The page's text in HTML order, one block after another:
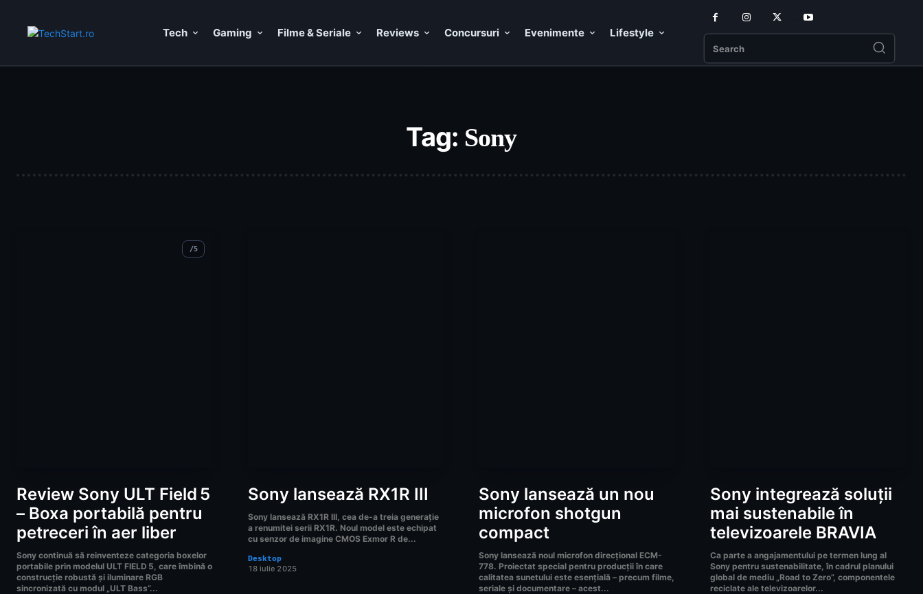
Tech Gaming Filme & Seriale Reviews Concursuri Evenimente Lifestyle
Search
Tag: Sony
Review Sony ULT Field 5
– Boxa portabilă pentru
petreceri în aer liber
Sony continuă să reinventeze categoria boxelor
portabile prin modelul ULT FIELD 5, care îmbină o
construcție robustă și iluminare RGB
sincronizată cu modul „ULT Bass”...
Sony lansează RX1R III
Sony lansează RX1R III, cea de-a treia generație
a renumitei serii RX1R. Noul model este echipat
cu senzor de imagine CMOS Exmor R de...
Desktop
18 iulie 2025
Sony lansează un nou
microfon shotgun
compact
Sony lansează noul microfon direcțional ECM-
778. Proiectat special pentru producții în care
calitatea sunetului este esențială – precum filme,
seriale și documentare – acest...
Sony integrează soluții
mai sustenabile în
televizoarele BRAVIA
Ca parte a angajamentului pe termen lung al
Sony pentru sustenabilitate, în cadrul planului
global de mediu „Road to Zero”, componentele
reciclate ale televizoarelor...